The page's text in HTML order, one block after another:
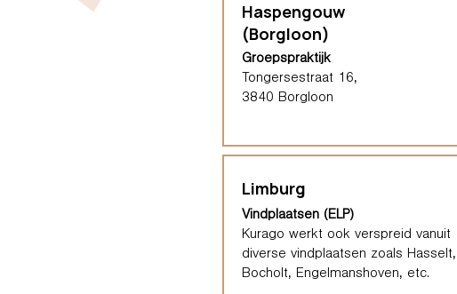
Haspengouw
(Borgloon)
Groepspraktijk
Tongersestraat 16,
3840 Borgloon
Limburg
Vindplaatsen (ELP)
Kurago werkt ook verspreid vanuit
diverse vindplaatsen zoals Hasselt,
Bocholt, Engelmanshoven, etc.